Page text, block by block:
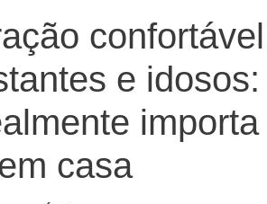
confortável
e idosos:
importa
casa